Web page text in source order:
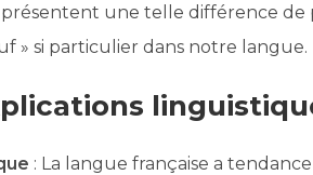
présentent une telle différence
» si particulier dans notre langue.
: La langue française a